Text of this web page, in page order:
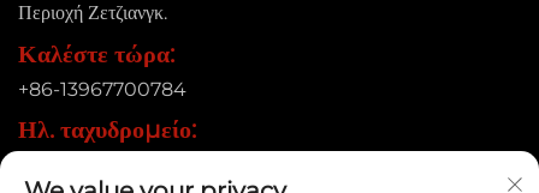
Περιοχή Ζετζιανγκ.
Καλέστε τώρα:
+86-13967700784
Ηλ. ταχυδρομείο: